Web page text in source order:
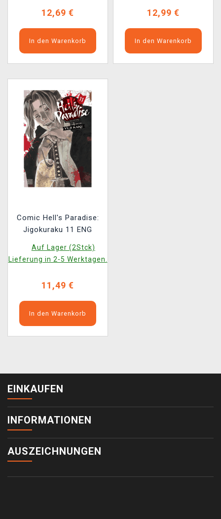
12,69 €
In den Warenkorb
12,99 €
In den Warenkorb
Comic Hell's Paradise:
Jigokuraku 11 ENG
Auf Lager (2Stck)
Lieferung in 2-5 Werktagen.
11,49 €
In den Warenkorb
EINKAUFEN
INFORMATIONEN
AUSZEICHNUNGEN